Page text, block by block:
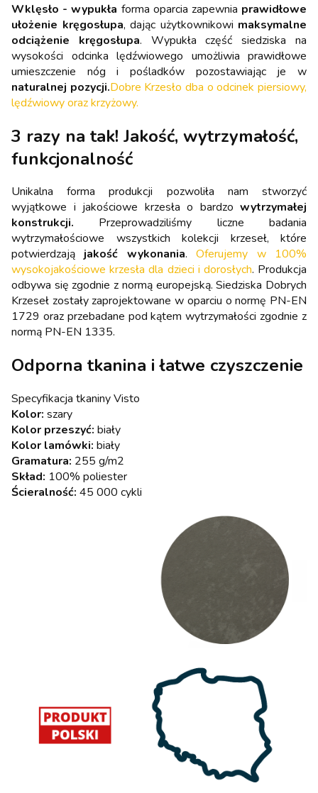
Wklęsło - wypukła forma oparcia zapewnia prawidłowe
ułożenie kręgosłupa, dając użytkownikowi maksymalne
odciążenie kręgosłupa. Wypukła część siedziska na
wysokości odcinka lędźwiowego umożliwia prawidłowe
umieszczenie nóg i pośladków pozostawiając je w
naturalnej pozycji.Dobre Krzesło dba o odcinek piersiowy,
lędźwiowy oraz krzyżowy.
3 razy na tak! Jakość, wytrzymałość,
funkcjonalność
Unikalna forma produkcji pozwoliła nam stworzyć
wyjątkowe i jakościowe krzesła o bardzo wytrzymałej
konstrukcji. Przeprowadziliśmy liczne badania
wytrzymałościowe wszystkich kolekcji krzeseł, które
potwierdzająjakość wykonania.Oferujemy w 100%
wysokojakościowe krzesła dla dzieci i dorosłych. Produkcja
odbywa się zgodnie z normą europejską. Siedziska Dobrych
Krzeseł zostały zaprojektowane w oparciu o normę PN-EN
1729 oraz przebadane pod kątem wytrzymałości zgodnie z
normą PN-EN 1335.
Odporna tkanina i łatwe czyszczenie
Specyfikacja tkaniny Visto
Kolor: szary
Kolor przeszyć: biały
Kolor lamówki: biały
Gramatura: 255 g/m2
Skład: 100% poliester
Ścieralność: 45 000 cykli